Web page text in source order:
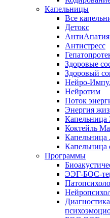
Капельницы
Все
Детокс
Антистресс
Здоровые
Здоровый
Нейро-
Нейротим
Поток
Энергия
Капельница
Коктейль
Капельница
Капельница
Программы
ЭЭГ-БОС-